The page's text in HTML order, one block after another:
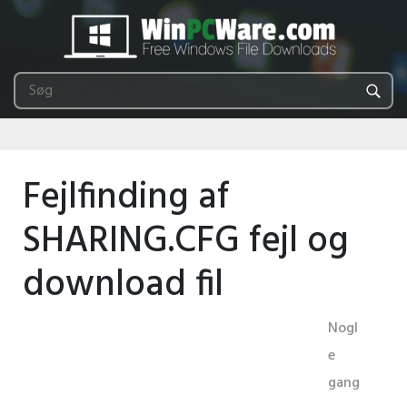
Fejlfinding af
SHARING.CFG fejl og
download fil
Nogl
e
gang